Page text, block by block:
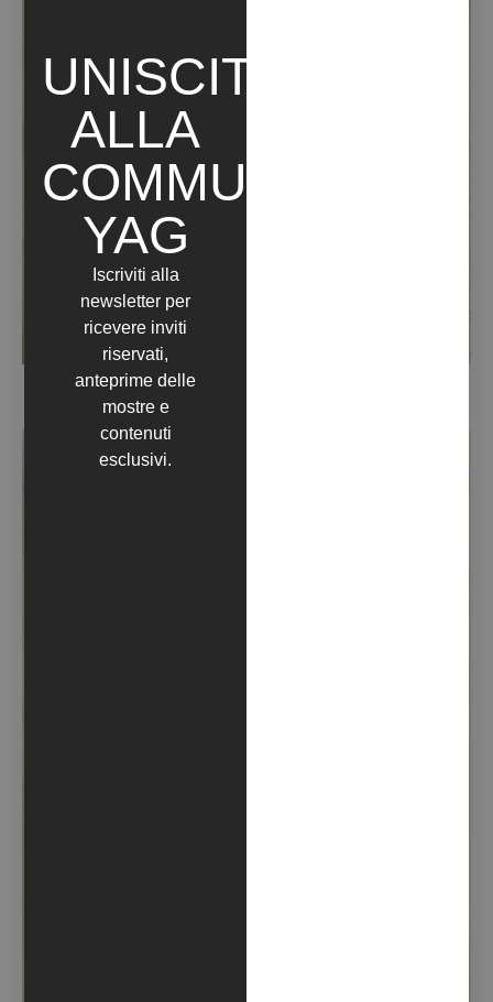
LOVE POEM #57 (2020)
UNISCITI
ALLA
COMMUNITY
YAG
Iscriviti alla
newsletter per
ricevere inviti
riservati,
anteprime delle
mostre e
contenuti
esclusivi.